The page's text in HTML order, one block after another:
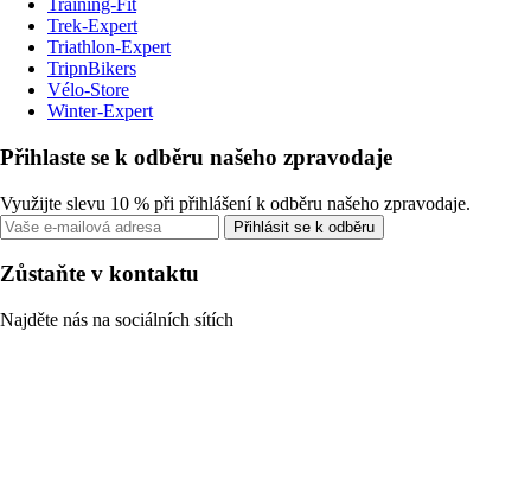
Training-Fit
Trek-Expert
Triathlon-Expert
TripnBikers
Vélo-Store
Winter-Expert
Přihlaste se k odběru našeho zpravodaje
Využijte slevu 10 % při přihlášení k odběru našeho zpravodaje.
Přihlásit se k odběru
Zůstaňte v kontaktu
Najděte nás na sociálních sítích